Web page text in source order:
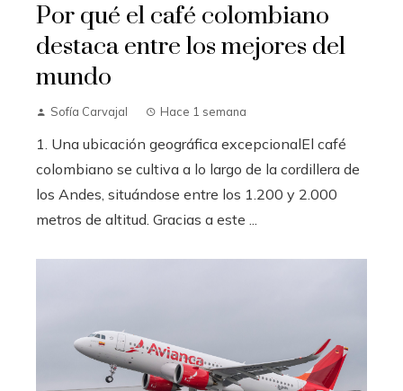
Por qué el café colombiano
destaca entre los mejores del
mundo
Sofía Carvajal Hace 1 semana
1. Una ubicación geográfica excepcionalEl café
colombiano se cultiva a lo largo de la cordillera de
los Andes, situándose entre los 1.200 y 2.000
metros de altitud. Gracias a este ...